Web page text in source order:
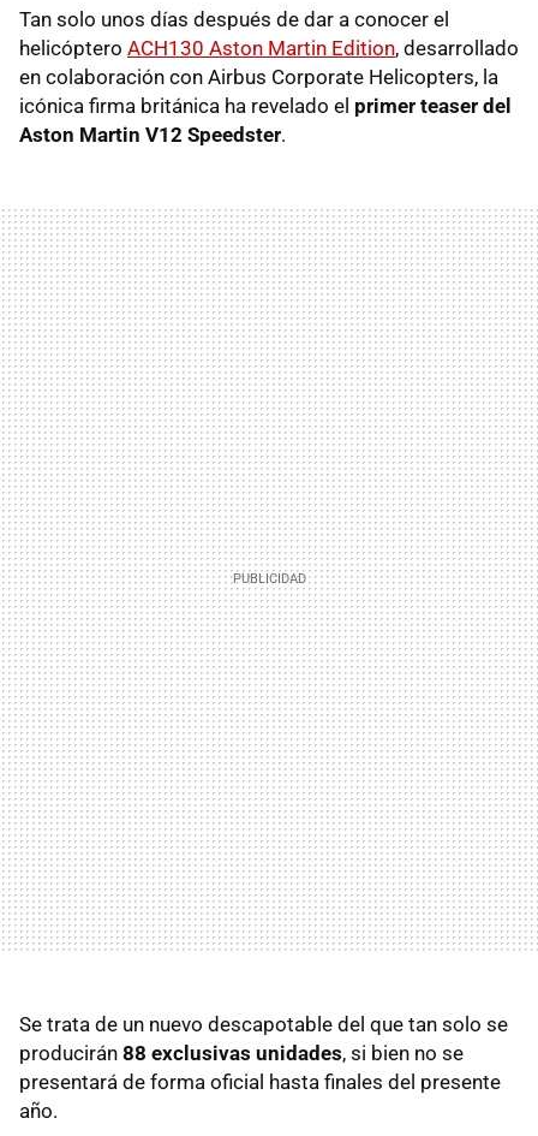
Tan solo unos días después de dar a conocer el
helicóptero ACH130 Aston Martin Edition, desarrollado
en colaboración con Airbus Corporate Helicopters, la
icónica firma británica ha revelado el primer teaser del
Aston Martin V12 Speedster.
Se trata de un nuevo descapotable del que tan solo se
producirán 88 exclusivas unidades, si bien no se
presentará de forma oficial hasta finales del presente
año.